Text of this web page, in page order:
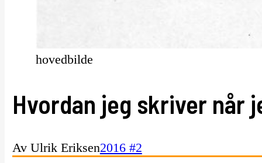
hovedbilde
Hvordan jeg skriver når
Av Ulrik Eriksen2016 #2